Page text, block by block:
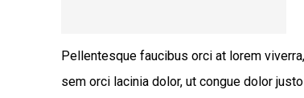
Pellentesque faucibus orci at lorem
sem orci lacinia dolor, ut congue dolor